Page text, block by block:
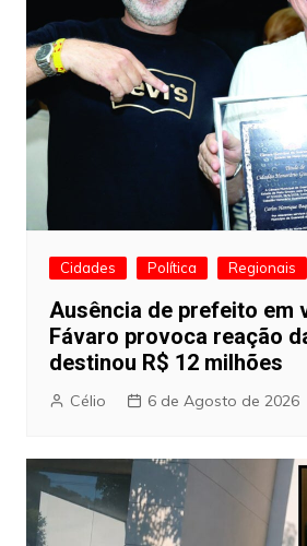
Cidades Política Regionais
Ausência de prefeito em
Fávaro provoca reação
destinou R$ 12 milhões
Célio 6 de Agosto de 2026